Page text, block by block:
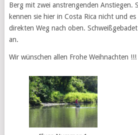
Berg mit zwei anstrengenden Anstiegen.
kennen sie hier in Costa Rica nicht und
direkten Weg nach oben.
an.
Wir wünschen allen Frohe Weihnachten !!!